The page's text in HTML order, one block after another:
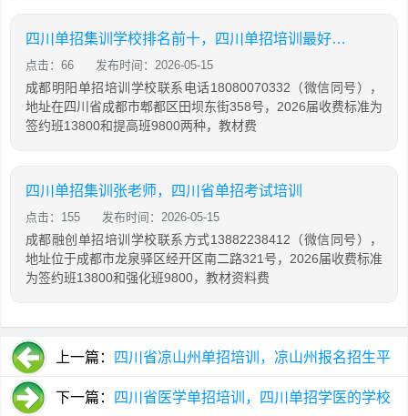
四川单招集训学校排名前十，四川单招培训最好的学校
点击：66 发布时间：2026-05-15
成都明阳单招培训学校联系电话18080070332（微信同号），
地址在四川省成都市郫都区田坝东街358号，2026届收费标准为
签约班13800和提高班9800两种，教材费
四川单招集训张老师，四川省单招考试培训
点击：155 发布时间：2026-05-15
成都融创单招培训学校联系方式13882238412（微信同号），
地址位于成都市龙泉驿区经开区南二路321号，2026届收费标准
为签约班13800和强化班9800，教材资料费
上一篇： 四川省凉山州单招培训，凉山州报名招生平
台 下一篇： 四川省医学单招培训，四川单招学医的学校